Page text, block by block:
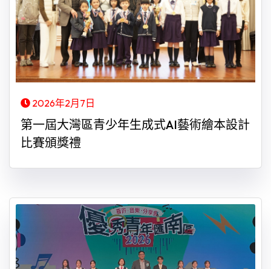
2026年2月7日
第一屆大灣區青少年生成式AI藝術繪本設計
比賽頒獎禮